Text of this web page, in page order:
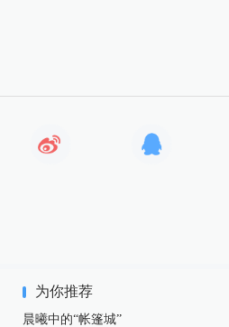
为你推荐
晨曦中的“帐篷城”